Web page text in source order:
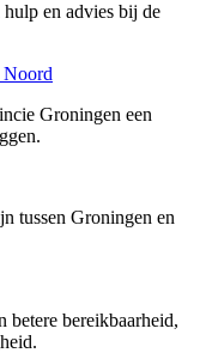
en advies bij de
Noord
Groningen een
tussen Groningen en
bereikbaarheid,